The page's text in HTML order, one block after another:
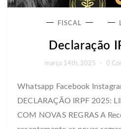
FISCAL
Declaração
março 14th, 2025 - 0
Whatsapp Facebook
DECLARAÇÃO IRPF 2025:
COM NOVAS REGRAS A